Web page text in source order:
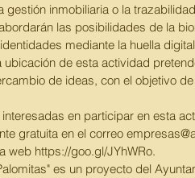
gestión inmobiliaria o la
las posibilidades de la
mediante la huella
ubicación de esta actividad
de ideas, con el objetivo
en participar en esta
gratuita en el correo
web https://goo.gl/JYhWRo.
es un proyecto del